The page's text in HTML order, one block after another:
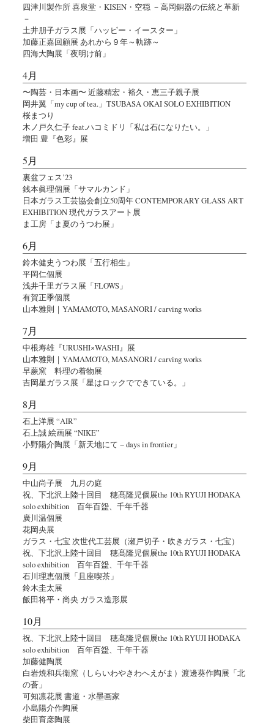
四津川製作所 喜泉堂・KISEN・空穏 －高岡銅器の伝統と革新
－
土井朋子ガラス展「ハッピー・イースター」
加藤正嘉回顧展 あれから９年～軌跡～
四海大陶展「夜明け前」
4月
〜陶芸・日本画〜 近藤精宏・裕久・恵三子親子展
岡井翼「my cup of tea.」TSUBASA OKAI SOLO EXHIBITION
桜まつり
木ノ戸久仁子 feat.ハコミドリ「私は石になりたい。」
増田 豊『色彩』展
5月
裏盆フェス’23
銭本眞理個展「サマルカンド」
日本ガラス工芸協会創立50周年 CONTEMPORARY GLASS ART
EXHIBITION 現代ガラスアート展
ま工房「ま夏のうつわ展」
6月
鈴木健史うつわ展「五行相生」
平岡仁個展
浅井千里ガラス展「FLOWS」
有賀正季個展
山本雅則｜YAMAMOTO, MASANORI / carving works
7月
中根寿雄『URUSHI×WASHI』展
山本雅則｜YAMAMOTO, MASANORI / carving works
早蕨窯 料理の着物展
吉岡星ガラス展「星はロックでできている。」
8月
石上洋展 “AIR”
石上誠 絵画展 “NIKE”
小野陽介陶展「新天地にて − days in frontier」
9月
中山尚子展 九月の庭
祝、下北沢上陸十回目 穂髙隆児個展the 10th RYUJI HODAKA
solo exhibition 百年百盌、千年千器
廣川温個展
花岡央展
ガラス・七宝 次世代工芸展（瀬戸切子・吹きガラス・七宝）
祝、下北沢上陸十回目 穂髙隆児個展the 10th RYUJI HODAKA
solo exhibition 百年百盌、千年千器
石川理恵個展「且座喫茶」
鈴木圭太展
飯田将平・尚央 ガラス造形展
10月
祝、下北沢上陸十回目 穂髙隆児個展the 10th RYUJI HODAKA
solo exhibition 百年百盌、千年千器
加藤健陶展
白岩焼和兵衛窯（しらいわやきわへえがま）渡邊葵作陶展「北
の蒼」
可知凛花展 書道・水墨画家
小島陽介作陶展
柴田育彦陶展